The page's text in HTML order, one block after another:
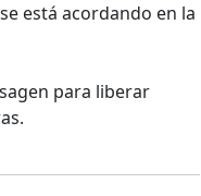
está acordando en la
para liberar